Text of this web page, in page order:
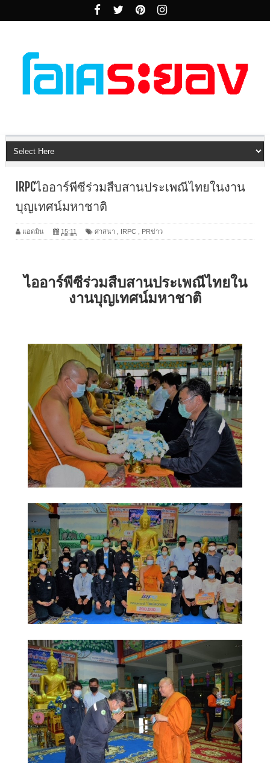
IRPCไออาร์พีซีร่วมสืบสานประเพณีไทยในงาน
บุญเทศน์มหาชาติ
แอดมิน 15:11 ศาสนา IRPC PRข่าว
ไออาร์พีซีร่วมสืบสานประเพณีไทยใน
งานบุญเทศน์มหาชาติ